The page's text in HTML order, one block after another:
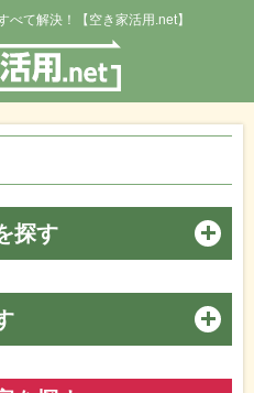
て解決！【空き家活用.net】
探す